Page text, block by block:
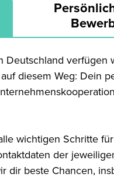
diesem Weg: Dein
wichtigen Schritte
der
beste Chancen,